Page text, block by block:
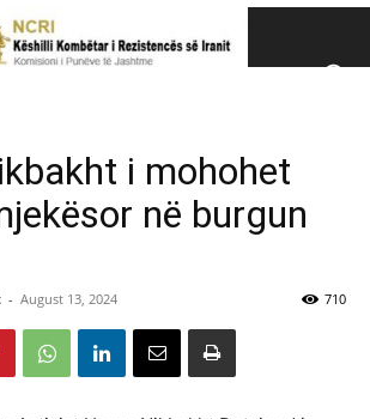
Kombëtar të Rezistencës së Iranit (NCRI)
i mohohet
në burgun
- August 13, 2024 710